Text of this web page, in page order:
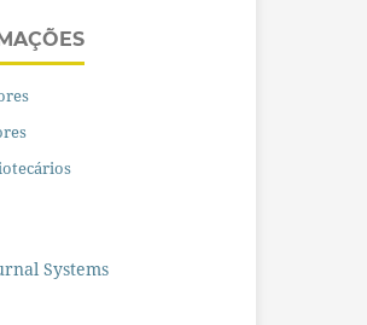
Systems